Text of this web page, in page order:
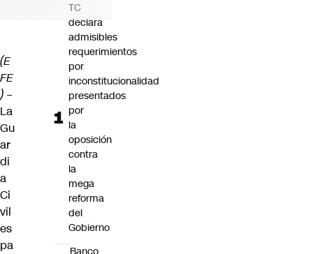
(E
FE
) –
La
Gu
ar
di
a
Ci
vil
es
pa
TC
declara
admisibles
requerimientos
por
inconstitucionalidad
presentados
por
la
oposición
contra
la
mega
reforma
del
Gobierno
Banco